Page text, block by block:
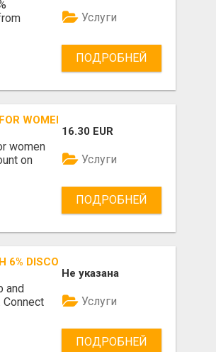
Услуги
ПОДРОБНЕЙ
WOMEN TODAY ONLINE
women
on
16.30 EUR
Услуги
ПОДРОБНЕЙ
6% DISCOUNT ONLY AT PAPERUB
and
Не указана
Услуги
ПОДРОБНЕЙ